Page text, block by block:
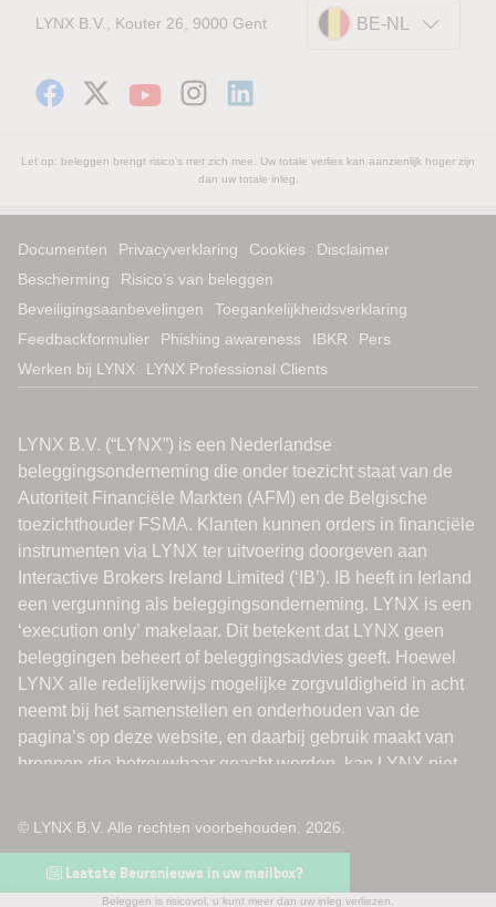
LYNX B.V., Kouter 26, 9000 Gent BE-NL
Let op: beleggen brengt risico's met zich mee. Uw totale verlies kan aanzienlijk hoger zijn
dan uw totale inleg.
Documenten Privacyverklaring Cookies
Disclaimer
Bescherming
Risico’s van beleggen
Beveiligingsaanbevelingen
Toegankelijkheidsverklaring
Feedbackformulier
Phishing awareness IBKR
Pers
Werken bij LYNX
LYNX Professional Clients
© LYNX B.V. Alle rechten voorbehouden. 2026.
Laatste Beursnieuws in uw mailbox?
Beleggen is risicovol, u kunt meer dan uw inleg verliezen.